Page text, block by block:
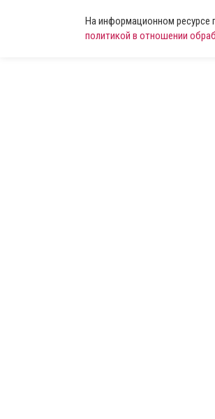
На информационном ресурсе
политикой в отношении